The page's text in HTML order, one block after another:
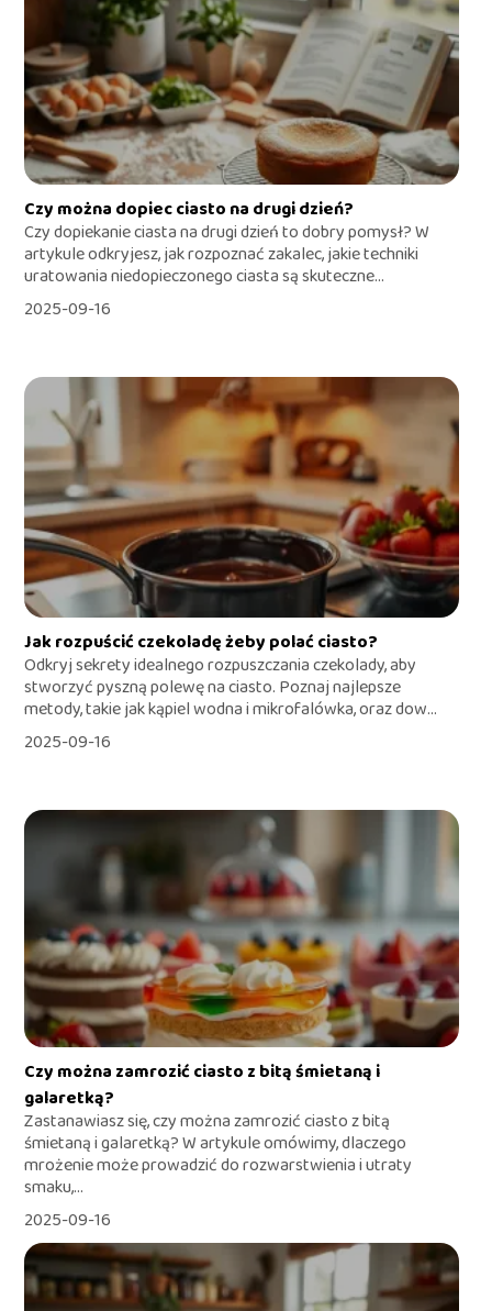
Czy można dopiec ciasto na drugi dzień?
Czy dopiekanie ciasta na drugi dzień to dobry pomysł? W
artykule odkryjesz, jak rozpoznać zakalec, jakie techniki
uratowania niedopieczonego ciasta są skuteczne...
2025-09-16
Jak rozpuścić czekoladę żeby polać ciasto?
Odkryj sekrety idealnego rozpuszczania czekolady, aby
stworzyć pyszną polewę na ciasto. Poznaj najlepsze
metody, takie jak kąpiel wodna i mikrofalówka, oraz dow...
2025-09-16
Czy można zamrozić ciasto z bitą śmietaną i
galaretką?
Zastanawiasz się, czy można zamrozić ciasto z bitą
śmietaną i galaretką? W artykule omówimy, dlaczego
mrożenie może prowadzić do rozwarstwienia i utraty
smaku,...
2025-09-16